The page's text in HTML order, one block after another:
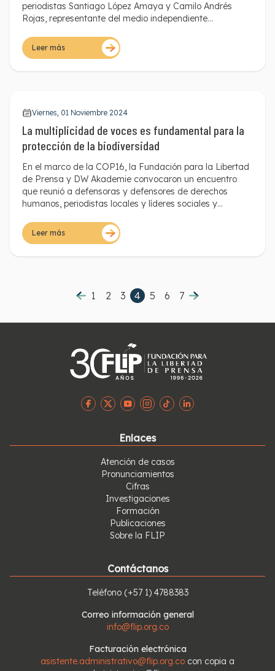
periodistas Santiago López Amaya y Camilo Andrés
Rojas, representante del medio independiente
agresiones que vivieron durante el estallido social de
2021. Cuatro años después, el Estado sigue sin
Diálogo y Mantenimiento del Orden (UNDMO)) y una
intención de censurar y silenciar a quienes informaban lo
que ocurría.
Leer más
Viernes, 01 Noviembre 2024
La multiplicidad de voces es fundamental para la
protección de la biodiversidad
En el marco de la COP16, la Fundación para la Libertad
de Prensa y DW Akademie convocaron un encuentro
que reunió a defensoras y defensores de derechos
humanos, periodistas locales y líderes sociales y
enfrentados por quienes cubren y defienden sus
territorios y la biodiversidad.
Leer más
1 2 3 4 5 6 7
Enlaces
Atención de casos
Pronunciamientos
Cifras
Investigaciones
Formación
Publicaciones
Sobre la FLIP
Contáctanos
Teléfono (+57 1) 4788383
Correo información general
info@flip.org.co
Facturación electrónica
asistente.administrativo@flip.org.co con copia a